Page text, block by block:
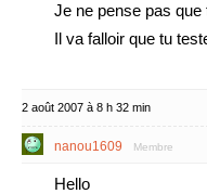
Je ne pense pas que
Il va falloir que tu
2 août 2007 à 8 h 32 min
nanou1609 Membre
Hello